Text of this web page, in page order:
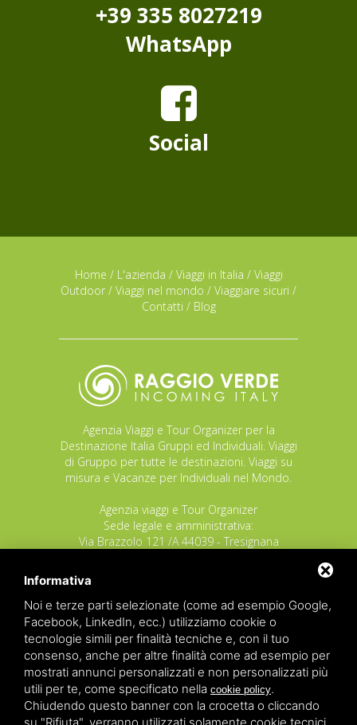
+39 335 8027219
WhatsApp
Social
Home / L'azienda / Viaggi in Italia / Viaggi
Outdoor / Viaggi nel mondo / Viaggiare sicuri /
Contatti / Blog
Agenzia Viaggi e Tour Organizer per la
Destinazione Italia Gruppi ed Individuali. Viaggi
di Gruppo per tutte le destinazioni. Viaggi su
misura e Vacanze per Individuali nel Mondo.
Agenzia viaggi e Tour Organizer
Sede legale e amministrativa:
Via Brazzolo 121 /A 44039 - Tresignana
POLIZZA RESPONSABILITA' CIVILE REVO N.
OX00020791 valida dal 12/11/2025 al
12/11/2026
POLIZZA FONDO GARANZIA INSOLVENZA
REVO N. OX00043679 valida dal 03/03/26 al
03/03/27
Informativa
Noi e terze parti selezionate (come ad esempio Google,
Facebook, LinkedIn, ecc.) utilizziamo cookie o
tecnologie simili per finalità tecniche e, con il tuo
consenso, anche per altre finalità come ad esempio per
mostrati annunci personalizzati e non personalizzati più
utili per te, come specificato nella cookie policy.
Chiudendo questo banner con la crocetta o cliccando